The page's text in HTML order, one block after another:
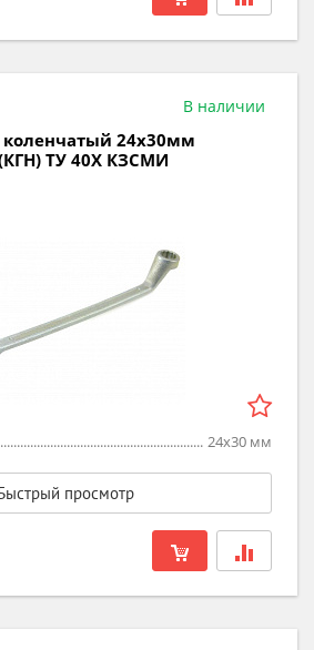
В наличии
24х30мм
ТУ 40Х КЗСМИ
24х30 мм
просмотр